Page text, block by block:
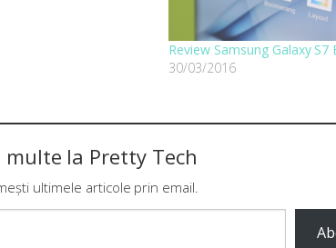
Review Samsung Galaxy S7
30/03/2016
multe la Pretty Tech
ultimele articole prin email.